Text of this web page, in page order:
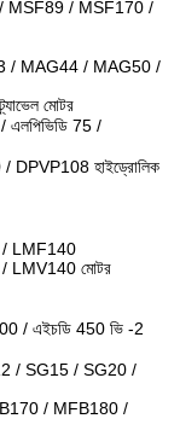
MSF89 / MSF170 /
/ MAG44 / MAG50 /
মোটর
এলপিভিডি 75 /
হাইড্রোলিক
LMF140
LMV140 মোটর
/ এইচডি 450 ভি -2
/ SG15 / SG20 /
/ MFB180 /